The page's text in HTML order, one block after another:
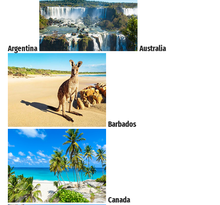
Argentina Australia
Barbados
Canada